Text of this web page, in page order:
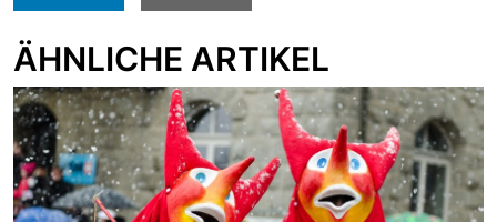
ÄHNLICHE ARTIKEL